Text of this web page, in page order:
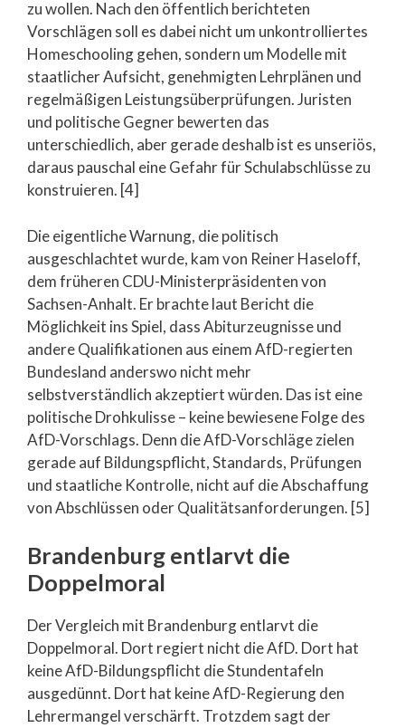
zu wollen. Nach den öffentlich berichteten
Vorschlägen soll es dabei nicht um unkontrolliertes
Homeschooling gehen, sondern um Modelle mit
staatlicher Aufsicht, genehmigten Lehrplänen und
regelmäßigen Leistungsüberprüfungen. Juristen
und politische Gegner bewerten das
unterschiedlich, aber gerade deshalb ist es unseriös,
daraus pauschal eine Gefahr für Schulabschlüsse zu
konstruieren. [4]
Die eigentliche Warnung, die politisch
ausgeschlachtet wurde, kam von Reiner Haseloff,
dem früheren CDU-Ministerpräsidenten von
Sachsen-Anhalt. Er brachte laut Bericht die
Möglichkeit ins Spiel, dass Abiturzeugnisse und
andere Qualifikationen aus einem AfD-regierten
Bundesland anderswo nicht mehr
selbstverständlich akzeptiert würden. Das ist eine
politische Drohkulisse – keine bewiesene Folge des
AfD-Vorschlags. Denn die AfD-Vorschläge zielen
gerade auf Bildungspflicht, Standards, Prüfungen
und staatliche Kontrolle, nicht auf die Abschaffung
von Abschlüssen oder Qualitätsanforderungen. [5]
Brandenburg entlarvt die
Doppelmoral
Der Vergleich mit Brandenburg entlarvt die
Doppelmoral. Dort regiert nicht die AfD. Dort hat
keine AfD-Bildungspflicht die Stundentafeln
ausgedünnt. Dort hat keine AfD-Regierung den
Lehrermangel verschärft. Trotzdem sagt der